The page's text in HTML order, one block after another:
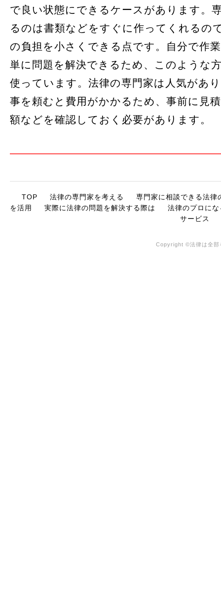
で良い状態にできるケースがあります。
るのは書類などをすぐに作ってくれるの
の負担を小さくできる点です。自分で作
単に問題を解決できるため、このような
使っています。法律の専門家は人気があ
事を頼むと費用がかかるため、事前に見
額などを確認しておく必要があります。
TOP 法律の専門家を考える
専門家に相談できる法律
を活用
実際に法律の問題を解決する際は
法律のプロに
サービス
Copyright ©法律は全